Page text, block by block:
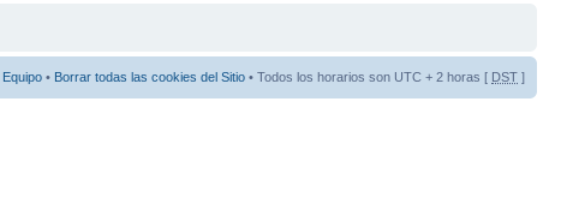
Equipo • Borrar todas las cookies del Sitio • Todos los horarios son UTC + 2 horas [ DST ]